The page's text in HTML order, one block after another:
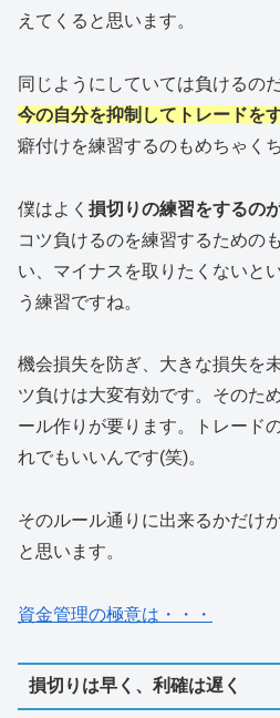
えてくると思います。
同じようにしていては負けるの
今の自分を抑制してトレードを
癖付けを練習するのもめちゃく
僕はよく 損切りの練習をするの
コツ負けるのを練習するための
い、マイナスを取りたくないと
う練習ですね。
機会損失を防ぎ、大きな損失を
ツ負けは大変有効です。そのた
ール作りが要ります。トレード
れでもいいんです(笑)。
そのルール通りに出来るかだけ
と思います。
資金管理の極意は・・・
損切りは早く、利確は遅く